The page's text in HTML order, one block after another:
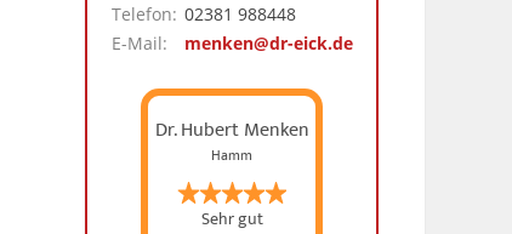
Telefon: 02381 988448
E-Mail:
menken@dr-eick.de
Dr. Hubert Menken
Hamm
Sehr gut